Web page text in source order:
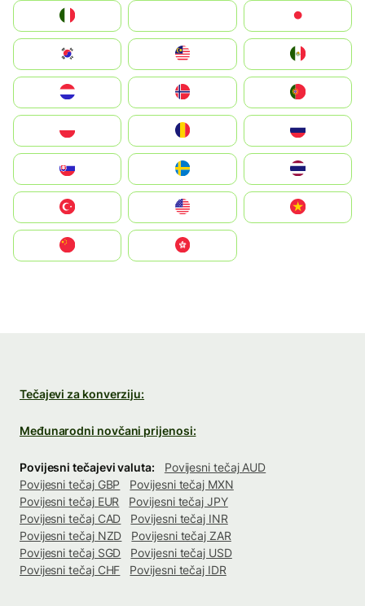
South Korea
United States
中國香港特別行政區
Tečajevi za konverziju:
Međunarodni novčani prijenosi:
Povijesni tečajevi valuta:
Povijesni tečaj AUD
Povijesni tečaj GBP
Povijesni tečaj MXN
Povijesni tečaj EUR
Povijesni tečaj JPY
Povijesni tečaj CAD
Povijesni tečaj INR
Povijesni tečaj NZD
Povijesni tečaj ZAR
Povijesni tečaj SGD
Povijesni tečaj USD
Povijesni tečaj CHF
Povijesni tečaj IDR